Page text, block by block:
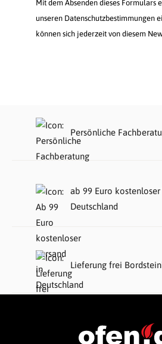
Mit dem Absenden dieses Formulars
unseren Datenschutzbestimmungen
können sich jederzeit von diesem
Persönliche
ab 99 Euro kostenloser
Deutschland
Lieferung frei